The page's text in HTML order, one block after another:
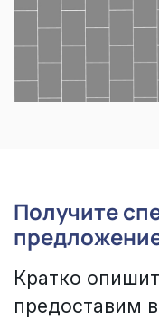
Получите
Кратко
предоставим